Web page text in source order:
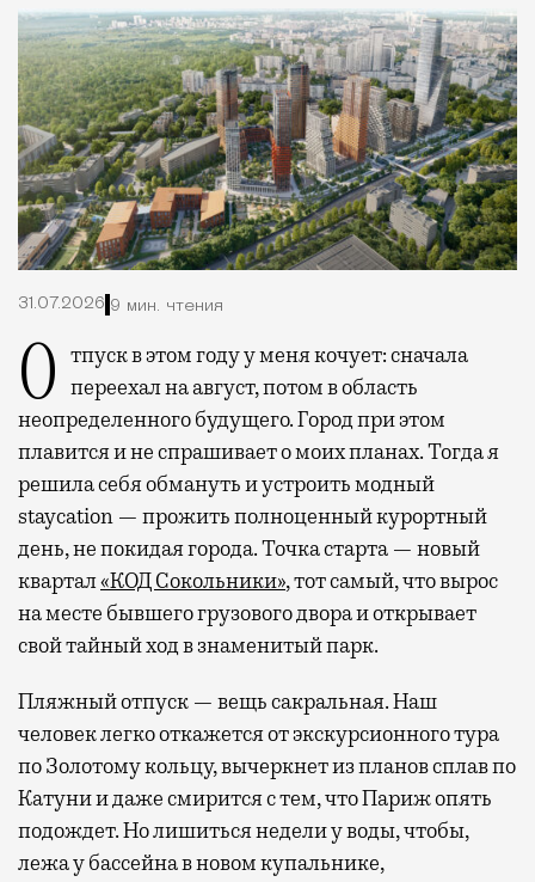
31.07.2026 9 мин. чтения
Отпуск в этом году у меня кочует: сначала переехал на август, потом в область
неопределенного будущего. Город при этом
плавится и не спрашивает о моих планах. Тогда я
решила себя обмануть и устроить модный
staycation — прожить полноценный курортный
день, не покидая города. Точка старта — новый
квартал«КОД Сокольники», тот самый, что вырос
на месте бывшего грузового двора и открывает
свой тайный ход в знаменитый парк.
Пляжный отпуск — вещь сакральная. Наш
человек легко откажется от экскурсионного тура
по Золотому кольцу, вычеркнет из планов сплав по
Катуни и даже смирится с тем, что Париж опять
подождет. Но лишиться недели у воды, чтобы,
лежа у бассейна в новом купальнике,